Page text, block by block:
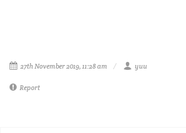
27th November 2019, 11:28 am yuu
Report